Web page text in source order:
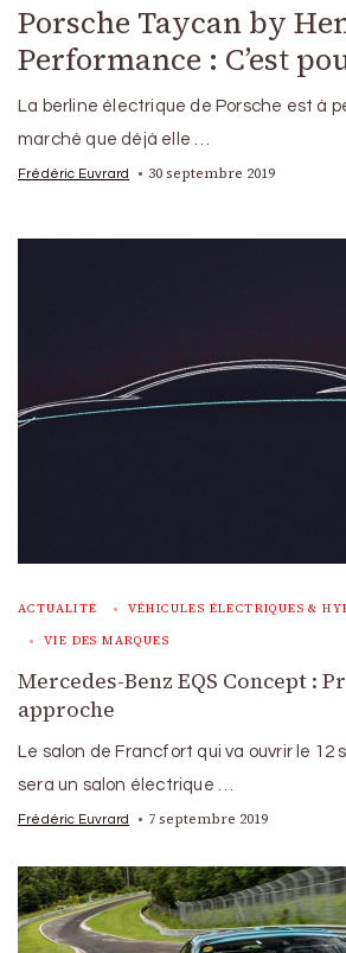
Porsche Taycan by
Performance : C’est
La berline électrique de Porsche est à
marché que déjà elle …
Frédéric Euvrard 30 septembre 2019
ACTUALITÉ VÉHICULES ÉLECTRIQUES &
VIE DES MARQUES
Mercedes-Benz EQS Concept :
approche
Le salon de Francfort qui va ouvrir le 12
sera un salon électrique …
Frédéric Euvrard 7 septembre 2019